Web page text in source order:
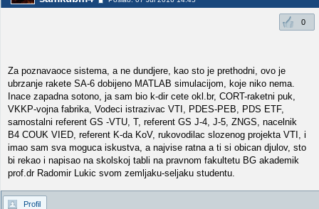
0
Za poznavaoce sistema, a ne dundjere, kao sto je prethodni, ovo je
ubrzanje rakete SA-6 dobijeno MATLAB simulacijom, koje niko nema.
Inace zapadna sotono, ja sam bio k-dir cete okl.br, CORT-raketni puk,
VKKP-vojna fabrika, Vodeci istrazivac VTI, PDES-PEB, PDS ETF,
samostalni referent GS -VTU, T, referent GS J-4, J-5, ZNGS, nacelnik
B4 COUK VIED, referent K-da KoV, rukovodilac slozenog projekta VTI, i
imao sam sva moguca iskustva, a najvise ratna a ti si obican djulov, sto
bi rekao i napisao na skolskoj tabli na pravnom fakultetu BG akademik
prof.dr Radomir Lukic svom zemljaku-seljaku studentu.
Profil